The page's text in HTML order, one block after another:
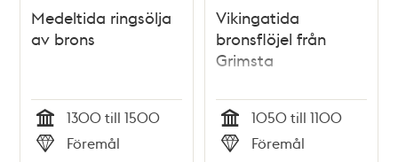
Medeltida ringsölja
av brons
Tid
1300 till 1500
Föremål
Vikingatida
bronsflöjel från
Grimsta
Tid
1050 till 1100
Föremål